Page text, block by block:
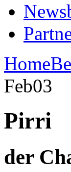
News
Home
Feb03
Pirri
der